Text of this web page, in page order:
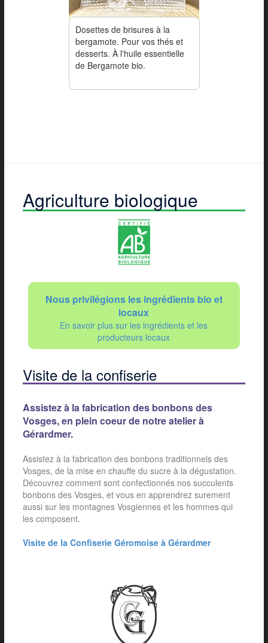
Dosettes de brisures à la
bergamote. Pour vos thés et
desserts. À l'huile essentielle
de Bergamote bio.
Agriculture biologique
Nous privilégions les ingrédients bio et
locaux
En savoir plus sur les ingrédients et les
producteurs locaux
Visite de la confiserie
Assistez à la fabrication des bonbons des
Vosges, en plein coeur de notre atelier à
Gérardmer.
Assistez à la fabrication des bonbons traditionnels des
Vosges, de la mise en chauffe du sucre à la dégustation.
Découvrez comment sont confectionnés nos succulents
bonbons des Vosges, et vous en apprendrez surement
aussi sur les montagnes Vosgiennes et les hommes qui
les composent.
Visite de la Confiserie Géromoise à Gérardmer